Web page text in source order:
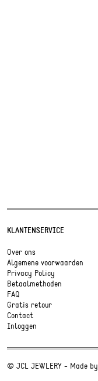
KLANTENSERVICE
Over ons
Algemene voorwaarden
Privacy Policy
Betaalmethoden
FAQ
Gratis retour
Contact
Inloggen
© JCL JEWLERY - Made by